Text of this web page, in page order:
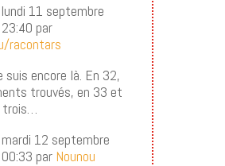
11 septembre
par
racontars
suis encore là. En 32,
trouvés, en 33 et
trois…
12 septembre
par Nounou